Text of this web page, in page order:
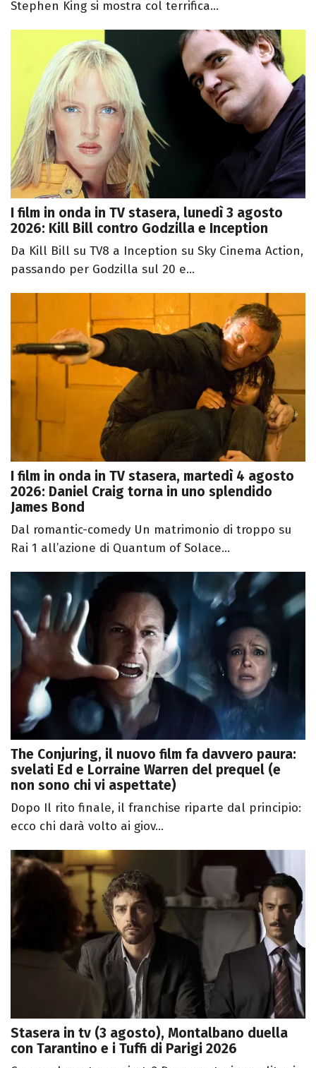
Stephen King si mostra col terrifica...
I film in onda in TV stasera, lunedì 3 agosto
2026: Kill Bill contro Godzilla e Inception
Da Kill Bill su TV8 a Inception su Sky Cinema Action,
passando per Godzilla sul 20 e...
I film in onda in TV stasera, martedì 4 agosto
2026: Daniel Craig torna in uno splendido
James Bond
Dal romantic-comedy Un matrimonio di troppo su
Rai 1 all’azione di Quantum of Solace...
The Conjuring, il nuovo film fa davvero paura:
svelati Ed e Lorraine Warren del prequel (e
non sono chi vi aspettate)
Dopo Il rito finale, il franchise riparte dal principio:
ecco chi darà volto ai giov...
Stasera in tv (3 agosto), Montalbano duella
con Tarantino e i Tuffi di Parigi 2026